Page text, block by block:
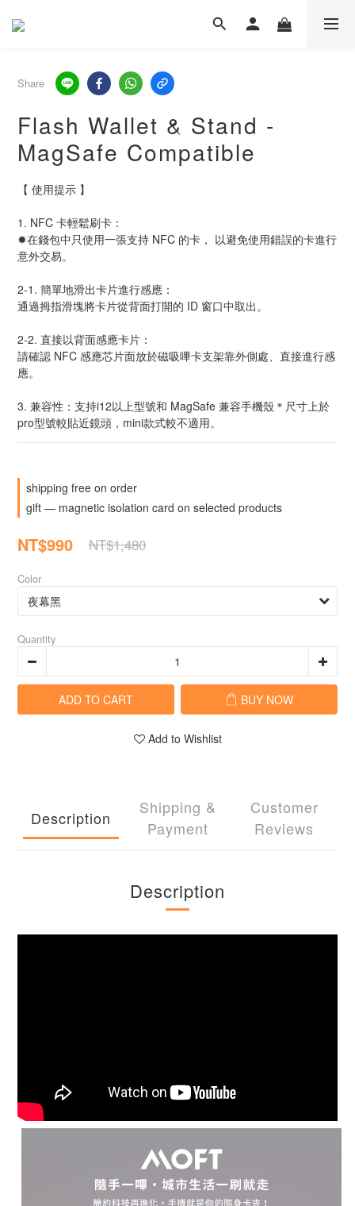
Share
Flash Wallet & Stand -
MagSafe Compatible
【 使用提示 】
1. NFC 卡輕鬆刷卡：
✹在錢包中只使用一張支持 NFC 的卡， 以避免使用錯誤的卡進行
意外交易。
2-1. 簡單地滑出卡片進行感應：
通過拇指滑塊將卡片從背面打開的 ID 窗口中取出。
2-2. 直接以背面感應卡片：
請確認 NFC 感應芯片面放於磁吸嗶卡支架靠外側處、直接進行感
應。
3. 兼容性：支持i12以上型號和 MagSafe 兼容手機殼＊尺寸上於
pro型號較貼近鏡頭，mini款式較不適用。
shipping free on order
gift — magnetic isolation card on selected products
NT$990 NT$1,480
Color
Quantity
ADD TO CART BUY NOW
Add to Wishlist
Description
Shipping &
Payment
Customer
Reviews
Description